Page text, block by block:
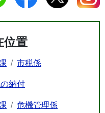
位置
市税係
納付
危機管理係